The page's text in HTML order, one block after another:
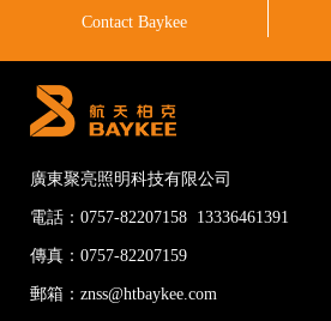
Contact Baykee
廣東聚亮照明科技有限公司
電話：0757-82207158 13336461391
傳真：0757-82207159
郵箱：znss@htbaykee.com